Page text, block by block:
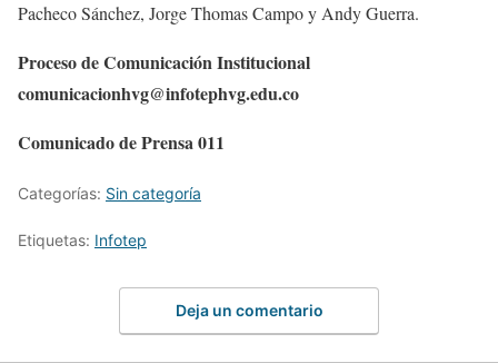
Pacheco Sánchez, Jorge Thomas Campo y Andy Guerra.
Proceso de Comunicación Institucional
comunicacionhvg@infotephvg.edu.co
Comunicado de Prensa 011
Categorías: Sin categoría
Etiquetas: Infotep
Deja un comentario